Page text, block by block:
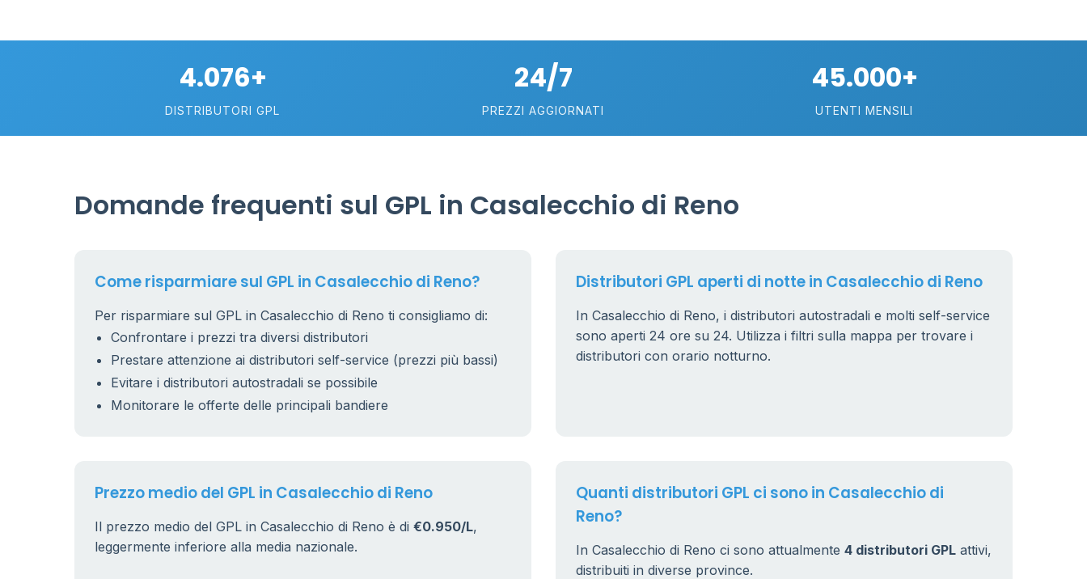
11
6
18
0.899 €
0.779 €
4.076+
DISTRIBUTORI GPL
24/7
PREZZI AGGIORNATI
45.000+
UTENTI MENSILI
Domande frequenti sul GPL in Casalecchio di Reno
Come risparmiare sul GPL in Casalecchio di Reno?
Per risparmiare sul GPL in Casalecchio di Reno ti consigliamo di:
Confrontare i prezzi tra diversi distributori
Prestare attenzione ai distributori self-service (prezzi più bassi)
Evitare i distributori autostradali se possibile
Monitorare le offerte delle principali bandiere
Distributori GPL aperti di notte in Casalecchio di Reno
In Casalecchio di Reno, i distributori autostradali e molti self-service
sono aperti 24 ore su 24. Utilizza i filtri sulla mappa per trovare i
distributori con orario notturno.
Prezzo medio del GPL in Casalecchio di Reno
Il prezzo medio del GPL in Casalecchio di Reno è di €0.950/L,
leggermente inferiore alla media nazionale.
Quanti distributori GPL ci sono in Casalecchio di
Reno?
In Casalecchio di Reno ci sono attualmente 4 distributori GPL attivi,
distribuiti in diverse province.